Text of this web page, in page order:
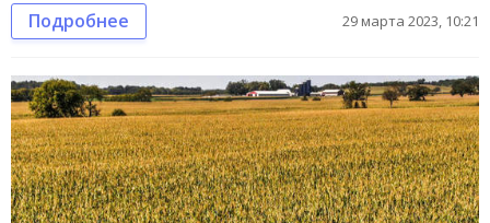
Подробнее 29 марта 2023, 10:21